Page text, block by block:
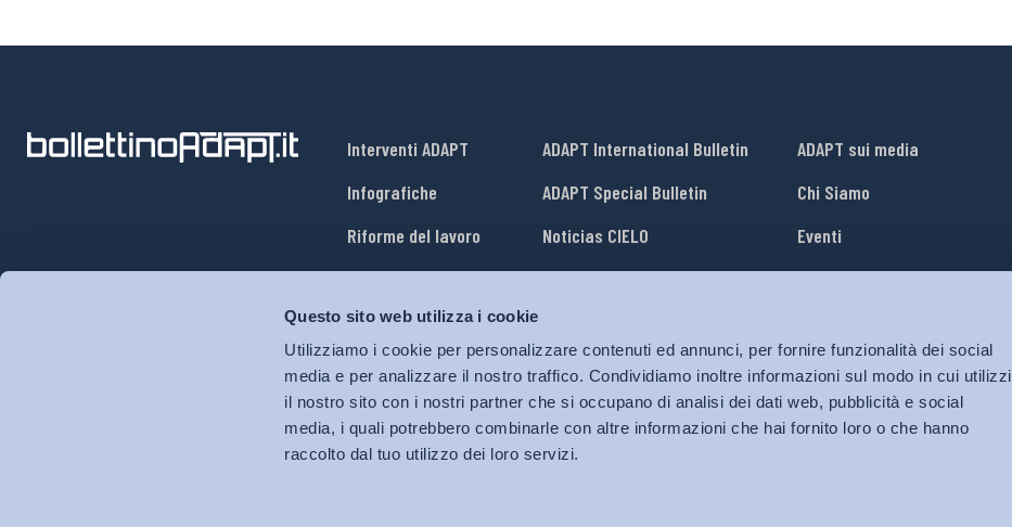
Questo sito web utilizza i cookie
Utilizziamo i cookie per personalizzare contenuti ed annunci, per fornire funzionalità dei social
media e per analizzare il nostro traffico. Condividiamo inoltre informazioni sul modo in cui utilizzi
il nostro sito con i nostri partner che si occupano di analisi dei dati web, pubblicità e social
media, i quali potrebbero combinarle con altre informazioni che hai fornito loro o che hanno
raccolto dal tuo utilizzo dei loro servizi.
Interventi ADAPT
Infografiche
Riforme del lavoro
Mercato del lavoro
Relazioni industriali
Salute e sicurezza
Welfare
ADAPT International Bulletin
ADAPT Special Bulletin
Noticias CIELO
ADAPT sui media
Chi Siamo
Eventi
Lavora con Noi